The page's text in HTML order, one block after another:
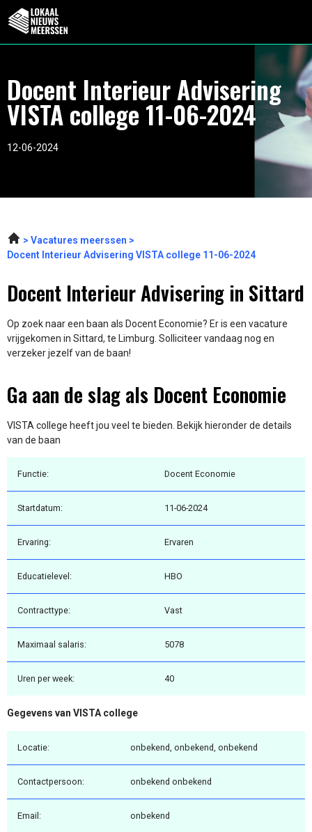
Docent Interieur Advisering
VISTA college 11-06-2024
12-06-2024
Vacatures meerssen
Docent Interieur Advisering VISTA college 11-06-2024
Docent Interieur Advisering in Sittard
Op zoek naar een baan als Docent Economie? Er is een vacature
vrijgekomen in Sittard, te Limburg. Solliciteer vandaag nog en
verzeker jezelf van de baan!
Ga aan de slag als Docent Economie
VISTA college heeft jou veel te bieden. Bekijk hieronder de details
van de baan
Functie: Docent Economie
Startdatum: 11-06-2024
Ervaring: Ervaren
Educatielevel: HBO
Contracttype: Vast
Maximaal salaris: 5078
Uren per week: 40
Gegevens van VISTA college
Locatie: onbekend, onbekend, onbekend
Contactpersoon: onbekend onbekend
Email: onbekend